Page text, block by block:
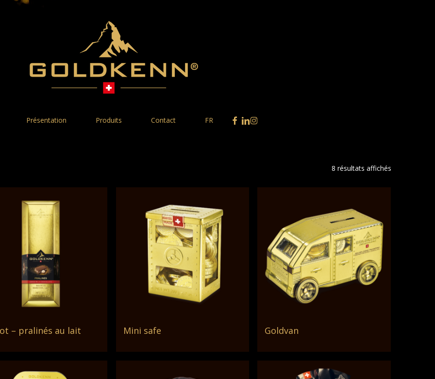
Présentation Produits Contact FR facebook
linkedin
instagram
8 résultats affichés
Lire La Suite
– pralinés au lait Mini safe Goldvan